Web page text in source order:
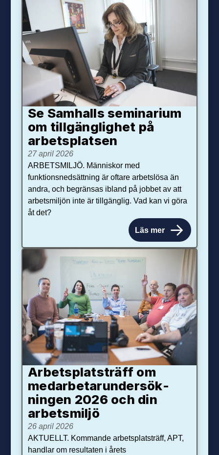
Se Samhalls seminarium
om tillgänglighet på
arbetsplatsen
27 april 2026
ARBETSMILJÖ. Människor med
funktionsnedsättning är oftare arbetslösa än
andra, och begränsas ibland på jobbet av att
arbetsmiljön inte är tillgänglig. Vad kan vi göra
åt det?
Läs mer
Arbetsplats­träff om
med­arbetar­under­sök­
ningen 2026 och din
arbets­miljö
26 april 2026
AKTUELLT. Kommande arbetsplatsträff, APT,
handlar om resultaten i årets